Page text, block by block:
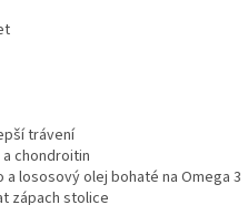
trávení
chondroitin
lososový olej bohaté na Omega 3
zápach stolice